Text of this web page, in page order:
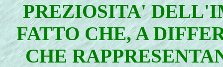
PREZIOSITA'
FATTO CHE, A
CHE